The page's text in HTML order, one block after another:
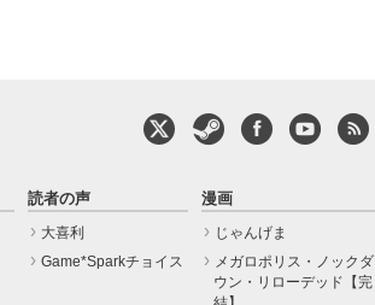
読者の声
大喜利
Game*Sparkチョイス
漫画
じゃんげま
メガロポリス・ノックダ
ウン・リローデッド【完